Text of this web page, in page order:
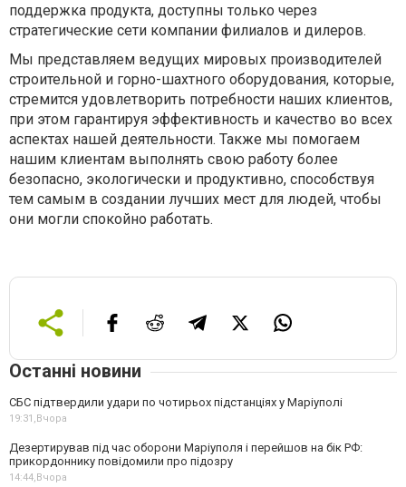
поддержка продукта, доступны только через
стратегические сети компании филиалов и дилеров.
Мы представляем ведущих мировых производителей
строительной и горно-шахтного оборудования, которые,
стремится удовлетворить потребности наших клиентов,
при этом гарантируя эффективность и качество во всех
аспектах нашей деятельности. Также мы помогаем
нашим клиентам выполнять свою работу более
безопасно, экологически и продуктивно, способствуя
тем самым в создании лучших мест для людей, чтобы
они могли спокойно работать.
Останні новини
СБС підтвердили удари по чотирьох підстанціях у Маріуполі
19:31,Вчора
Дезертирував під час оборони Маріуполя і перейшов на бік РФ:
прикордоннику повідомили про підозру
14:44,Вчора